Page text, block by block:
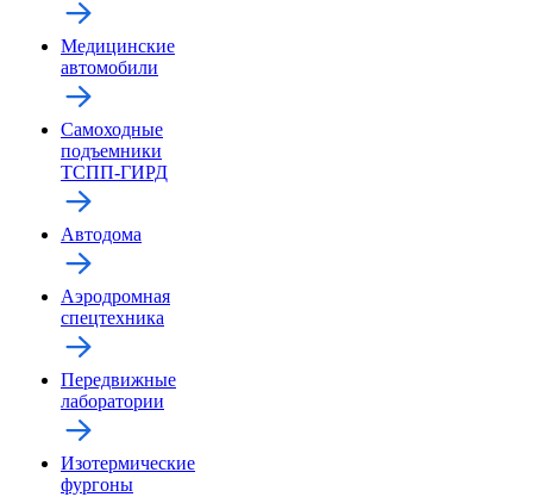
Медицинские
автомобили
Самоходные
подъемники
ТСПП-ГИРД
Автодома
Аэродромная
спецтехника
Передвижные
лаборатории
Изотермические
фургоны